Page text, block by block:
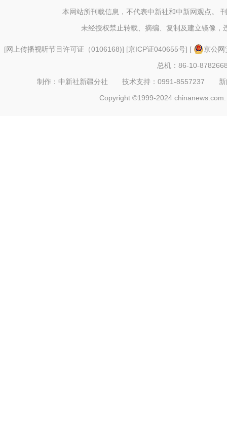
动在博
本网站所刊载信息，不代表中新社和中新网观点。
未经授权禁止转载、摘编、复制及建立镜像，
[网上传播视听节目许可证（0106168)] [京ICP证040655号] [
京公
总机：86-10-
制作：中新社新疆分社 技术支持：0991-8557237
Copyright ©1999-2024